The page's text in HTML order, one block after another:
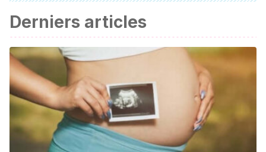
Derniers articles